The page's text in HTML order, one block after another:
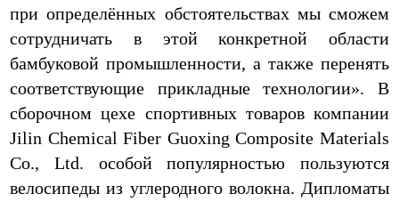
при определённых обстоятельствах мы сможем
сотрудничать в этой конкретной области
бамбуковой промышленности, а также перенять
соответствующие прикладные технологии». В
сборочном цехе спортивных товаров компании
Jilin Chemical Fiber Guoxing Composite Materials
Co., Ltd. особой популярностью пользуются
велосипеды из углеродного волокна. Дипломаты